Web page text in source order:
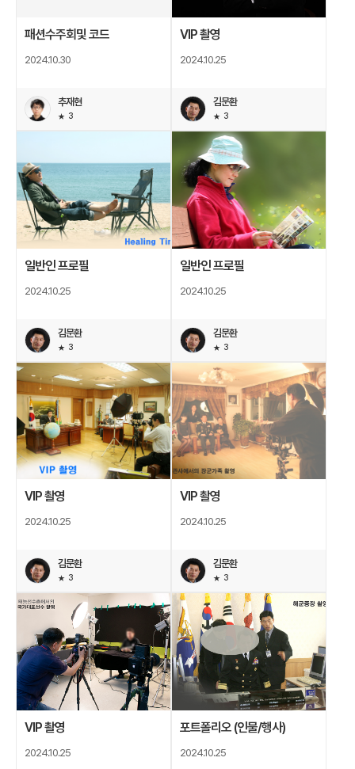
패션수주회및 코드
2024.10.30
추재현
3
VIP 촬영
2024.10.25
김문환
3
일반인 프로필
2024.10.25
김문환
3
일반인 프로필
2024.10.25
김문환
3
VIP 촬영
2024.10.25
김문환
3
VIP 촬영
2024.10.25
김문환
3
VIP 촬영
2024.10.25
포트폴리오 (인물/행사)
2024.10.25